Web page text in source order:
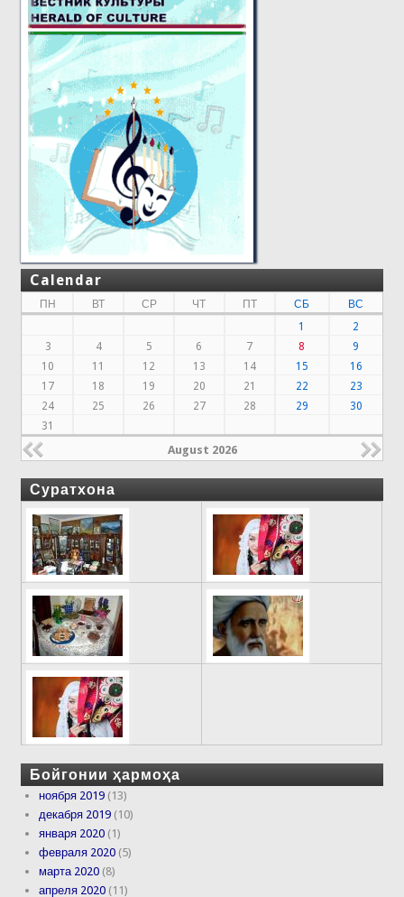
Calendar
ПН ВТ СР ЧТ ПТ СБ
ВС
1
2
3
4 5 6 7 8
9
10
11 12 13 14 15
16
17
18 19 20 21 22
23
24
25 26 27 28 29
30
31
August 2026
Суратхона
Бойгонии ҳармоҳа
ноября 2019 (13)
декабря 2019 (10)
января 2020 (1)
февраля 2020 (5)
марта 2020 (8)
апреля 2020 (11)